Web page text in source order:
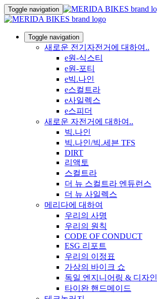
Toggle navigation
Toggle navigation
새로운 전기자전거에 대하여..
e원-식스티
e원-포티
e빅.나인
e스컬트라
e사일렉스
e스피더
새로운 자전거에 대하여..
빅.나인
빅.나인/빅.세븐 TFS
DIRT
리액토
스컬트라
더 뉴 스컬트라 엔듀런스
더 뉴 사일렉스
메리다에 대하여
우리의 사명
우리의 원칙
CODE OF CONDUCT
ESG 리포트
우리의 이정표
가상의 바이크 쇼
독일 엔지니어링 & 디자인
타이완 핸드메이드